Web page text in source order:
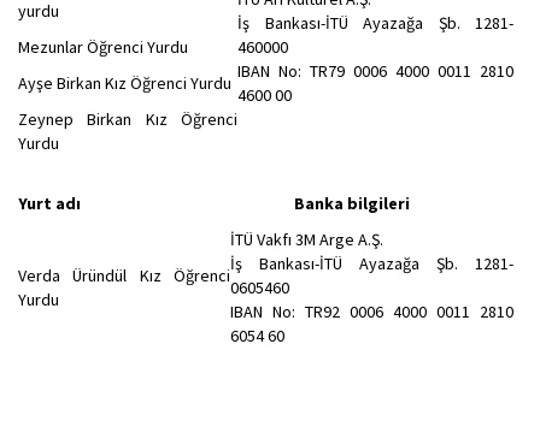
İş Bankası-İTÜ Ayazağa Şb. 1281-
460000
IBAN No: TR79 0006 4000 0011 2810
4600 00
yurdu
Mezunlar Öğrenci Yurdu
Ayşe Birkan Kız Öğrenci Yurdu
Zeynep Birkan Kız Öğrenci
Yurdu
Yurt adı Banka bilgileri
Verda Üründül Kız Öğrenci
Yurdu
İTÜ Vakfı 3M Arge A.Ş.
İş Bankası-İTÜ Ayazağa Şb. 1281-
0605460
IBAN No: TR92 0006 4000 0011 2810
6054 60